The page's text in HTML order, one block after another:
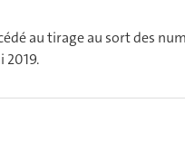
au tirage au sort des
2019.